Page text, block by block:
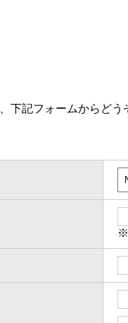
下記フォームからどう
※